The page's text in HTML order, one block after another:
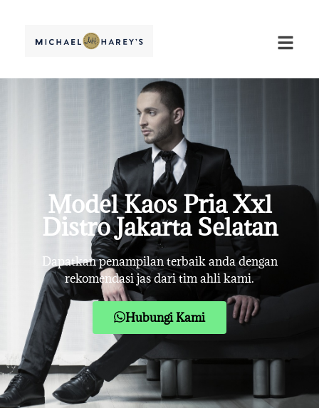
Model Kaos Pria Xxl
Distro Jakarta Selatan
Dapatkan penampilan terbaik anda dengan
rekomendasi jas dari tim ahli kami.
Hubungi Kami